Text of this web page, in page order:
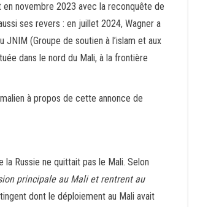
novembre 2023 avec la reconquête de
ses revers : en juillet 2024, Wagner a
(Groupe de soutien à l’islam et aux
dans le nord du Mali, à la frontière
à propos de cette annonce de
la Russie ne quittait pas le Mali. Selon
principale au Mali et rentrent au
dont le déploiement au Mali avait